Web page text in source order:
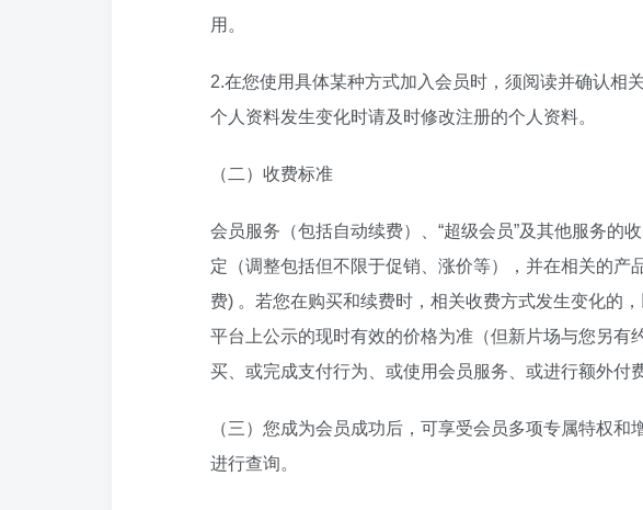
用。
2.在您使用具体某种方式加入会员时，须阅读并确认相
个人资料发生变化时请及时修改注册的个人资料。
（二）收费标准
会员服务（包括自动续费）、“超级会员”及其他服务的
定（调整包括但不限于促销、涨价等），并在相关的产
费) 。若您在购买和续费时，相关收费方式发生变化的
平台上公示的现时有效的价格为准（但新片场与您另
买、或完成支付行为、或使用会员服务、或进行额外付
（三）您成为会员成功后，可享受会员多项专属特权
进行查询。